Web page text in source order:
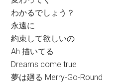
わかるでしょう？
永遠に
約束して欲しいの
Ah 描いてる
Dreams come true
夢は廻る Merry-Go-Round